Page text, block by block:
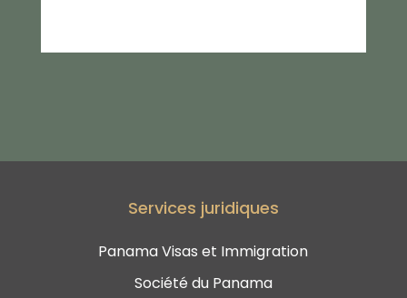
Services juridiques
Panama Visas et Immigration
Société du Panama